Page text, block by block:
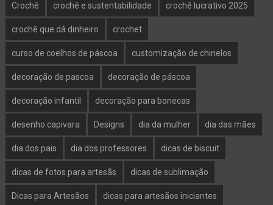
Crochê crochê e sustentabilidade crochê lucrativo 2025
crochê que dá dinheiro crochet
curso de coelhos de páscoa customização de chinelos
decoração de pascoa decoração de páscoa
decoração infantil decoração para bonecas
desenho capivara Designs dia da mulher dia das mães
dia dos pais dia dos professores dicas de biscuit
dicas de fotos para artesãs dicas de sublimação
Dicas para Artesãos dicas para artesãos iniciantes